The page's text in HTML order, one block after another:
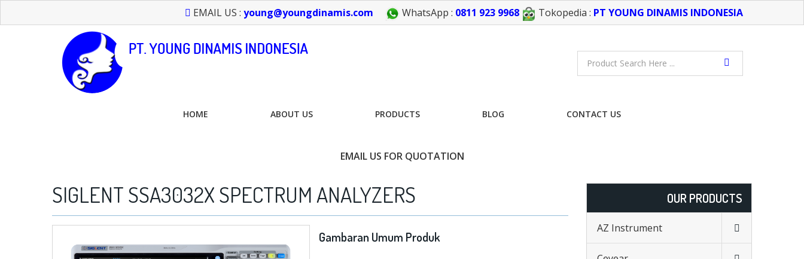
WhatsApp : 0811 923 9968 Tokopedia : PT YOUNG DINAMIS INDONESIA
EMAIL US : young@youngdinamis.com
HOME ABOUT US PRODUCTS BLOG CONTACT US
EMAIL US FOR QUOTATION
SIGLENT SSA3032X SPECTRUM ANALYZERS
Gambaran Umum Produk
OUR PRODUCTS
AZ Instrument